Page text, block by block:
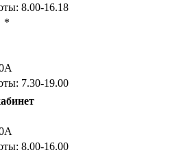
8.00-16.18
*
7.30-19.00
8.00-16.00